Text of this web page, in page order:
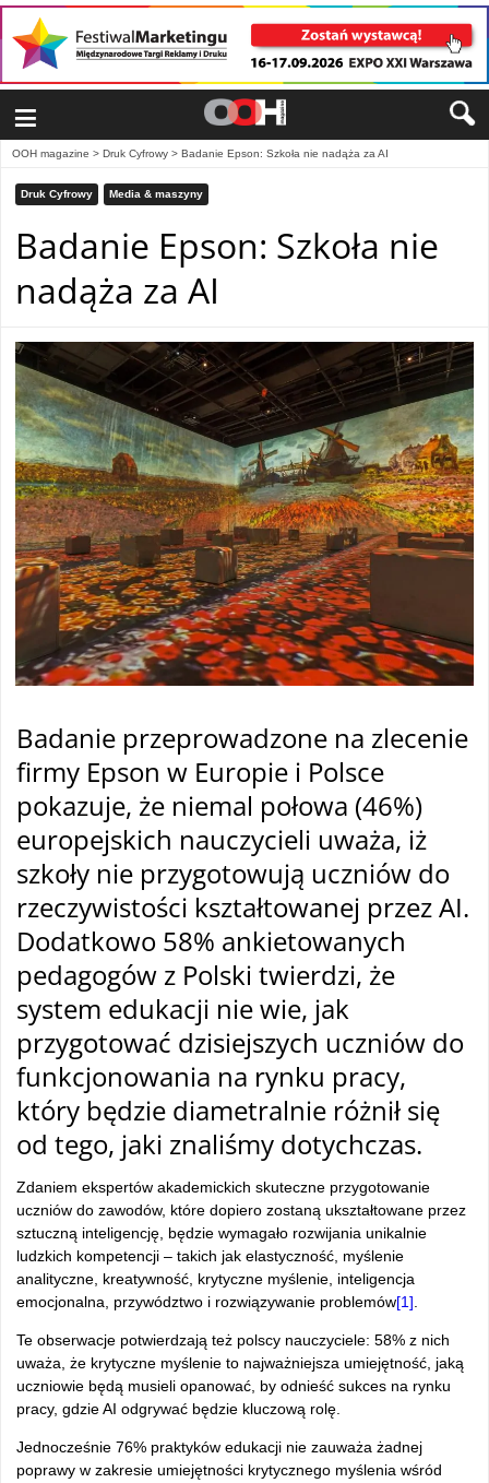
≡
OOH magazine > Druk Cyfrowy > Badanie Epson: Szkoła nie nadąża za AI
Druk Cyfrowy Media & maszyny
Badanie Epson: Szkoła nie
nadąża za AI
Badanie przeprowadzone na zlecenie
firmy Epson w Europie i Polsce
pokazuje, że niemal połowa (46%)
europejskich nauczycieli uważa, iż
szkoły nie przygotowują uczniów do
rzeczywistości kształtowanej przez AI.
Dodatkowo 58% ankietowanych
pedagogów z Polski twierdzi, że
system edukacji nie wie, jak
przygotować dzisiejszych uczniów do
funkcjonowania na rynku pracy,
który będzie diametralnie różnił się
od tego, jaki znaliśmy dotychczas.
Zdaniem ekspertów akademickich skuteczne przygotowanie
uczniów do zawodów, które dopiero zostaną ukształtowane przez
sztuczną inteligencję, będzie wymagało rozwijania unikalnie
ludzkich kompetencji – takich jak elastyczność, myślenie
analityczne, kreatywność, krytyczne myślenie, inteligencja
emocjonalna, przywództwo i rozwiązywanie problemów[1]
Te obserwacje potwierdzają też polscy nauczyciele: 58% z nich
uważa, że krytyczne myślenie to najważniejsza umiejętność, jaką
uczniowie będą musieli opanować, by odnieść sukces na rynku
pracy, gdzie AI odgrywać będzie kluczową rolę.
Jednocześnie 76% praktyków edukacji nie zauważa żadnej
poprawy w zakresie umiejętności krytycznego myślenia wśród